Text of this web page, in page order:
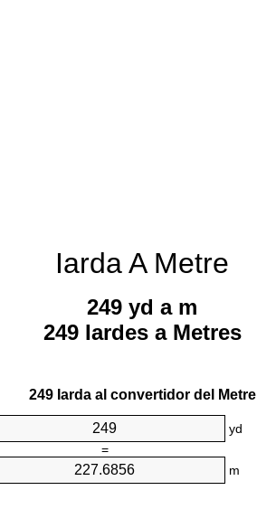
Iarda A Metre
249 yd a m
249 Iardes a Metres
249 Iarda al convertidor del Metre
yd
=
m